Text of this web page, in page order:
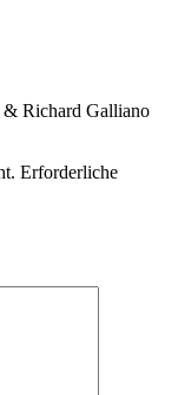
& Richard Galliano
Erforderliche